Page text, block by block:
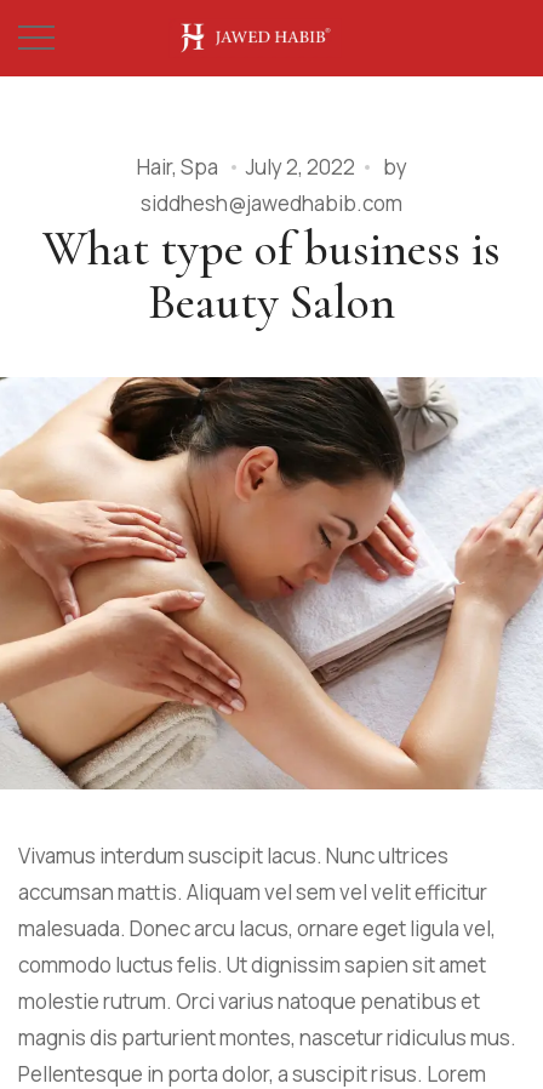
Hair, Spa July 2, 2022
by
siddhesh@jawedhabib.com
What type of business is
Beauty Salon
Vivamus interdum suscipit lacus. Nunc ultrices
accumsan mattis. Aliquam vel sem vel velit efficitur
malesuada. Donec arcu lacus, ornare eget ligula vel,
commodo luctus felis. Ut dignissim sapien sit amet
molestie rutrum. Orci varius natoque penatibus et
magnis dis parturient montes, nascetur ridiculus mus.
Pellentesque in porta dolor, a suscipit risus. Lorem